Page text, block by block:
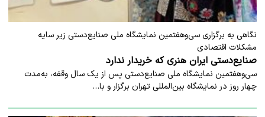
نگاهی به برگزاری سی‌وهفتمین نمایشگاه ملی صنایع‌دستی زیر سایه
مشکلات اقتصادی
صنایع‌دستی ایران هنری که خریدار ندارد
سی‌وهفتمین نمایشگاه ملی صنایع‌دستی پس از یک سال وقفه، به‌مدت
چهار روز در نمایشگاه‌ بین‌المللی تهران برگزار و با…